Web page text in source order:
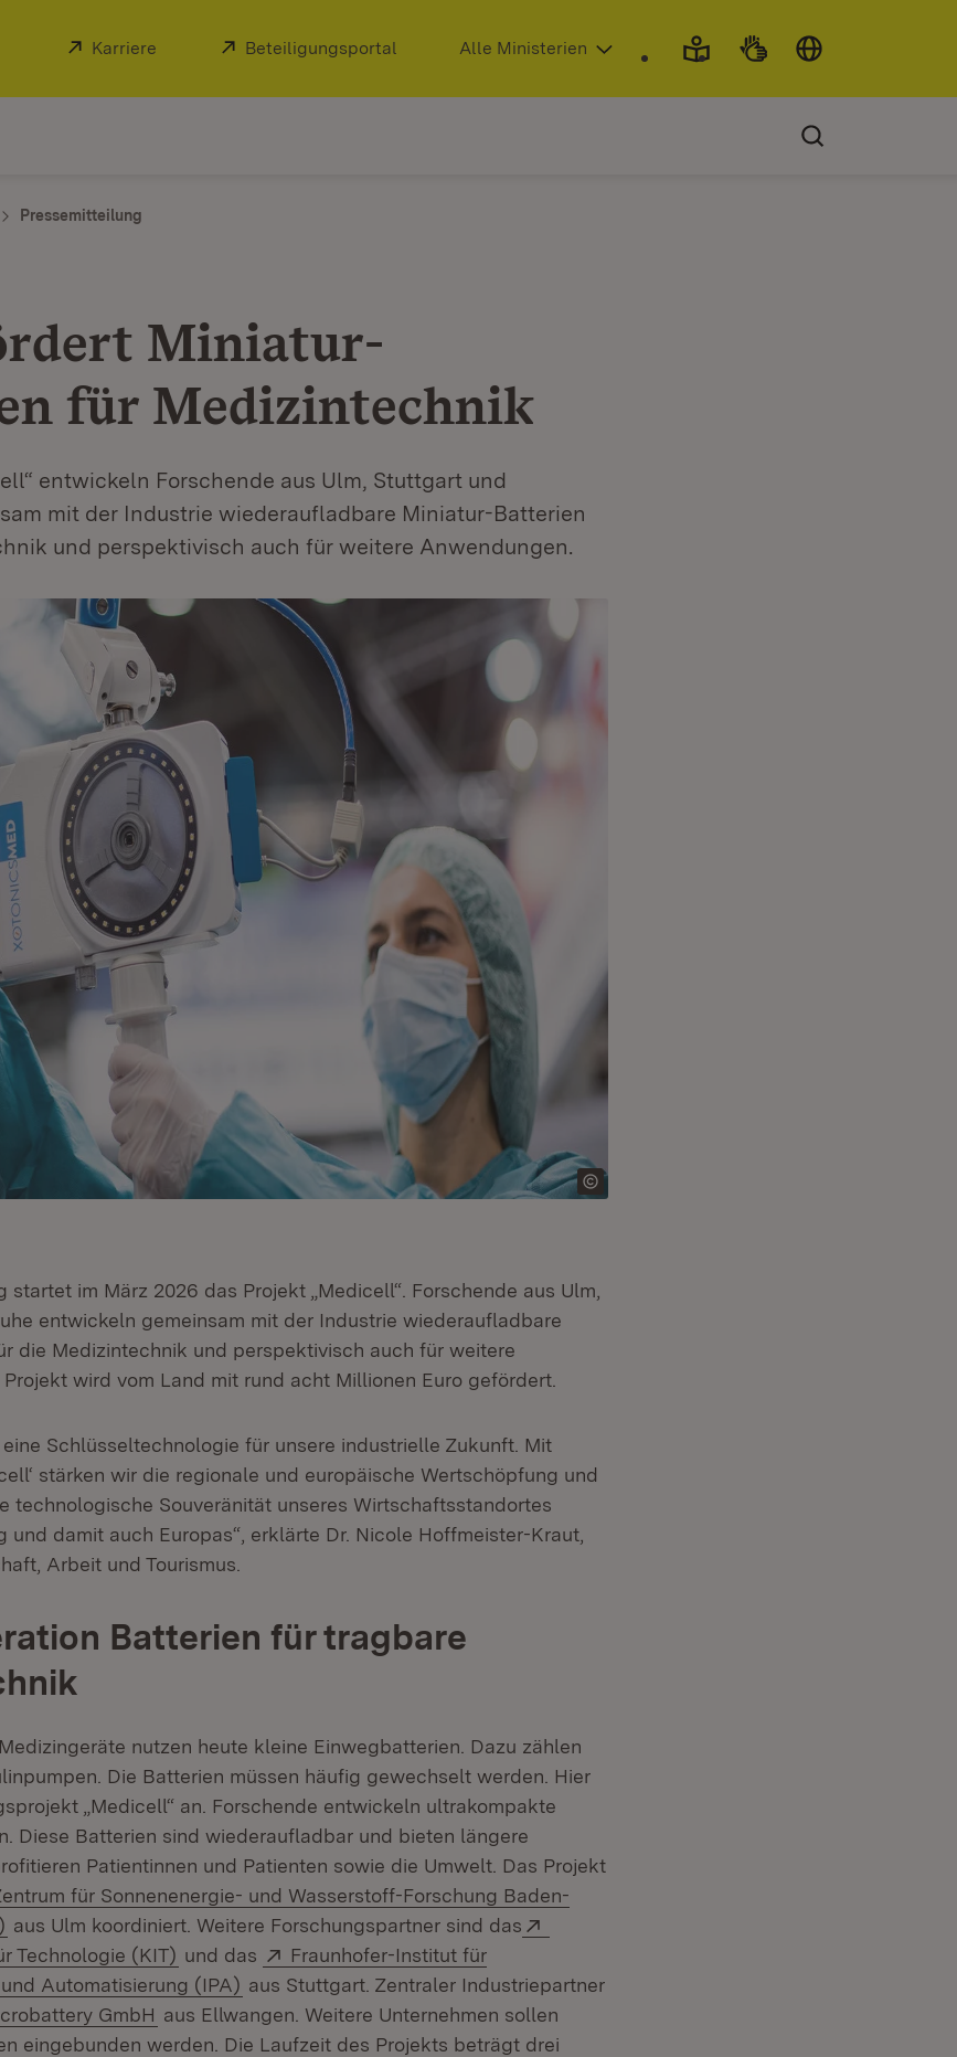
Extern:
Karriere (Öffnet in neuem Fenster)
Extern:
Beteiligungsportal (Öffnet in neuem Fenster)
Alle Ministerien
Pressemitteilung
Miniatur-
für Medizintechnik
entwickeln Forschende aus Ulm, Stuttgart und
mit der Industrie wiederaufladbare Miniatur-Batterien
und perspektivisch auch für weitere Anwendungen.
im März 2026 das Projekt „Medicell“. Forschende aus Ulm,
entwickeln gemeinsam mit der Industrie wiederaufladbare
die Medizintechnik und perspektivisch auch für weitere
wird vom Land mit rund acht Millionen Euro gefördert.
eine Schlüsseltechnologie für unsere industrielle Zukunft. Mit
stärken wir die regionale und europäische Wertschöpfung und
technologische Souveränität unseres Wirtschaftsstandortes
und damit auch Europas“, erklärte Dr. Nicole Hoffmeister-Kraut,
Arbeit und Tourismus.
Batterien für tragbare
nutzen heute kleine Einwegbatterien. Dazu zählen
Die Batterien müssen häufig gewechselt werden. Hier
„Medicell“ an. Forschende entwickeln ultrakompakte
Diese Batterien sind wiederaufladbar und bieten längere
Patientinnen und Patienten sowie die Umwelt. Das Projekt
für Sonnenenergie- und Wasserstoff-Forschung Baden-
(Öffnet in neuem Fenster)
aus Ulm koordiniert. Weitere Forschungspartner sind das
Technologie (KIT) (Öffnet in neuem Fenster)
und das Extern:
Fraunhofer-Institut für
Automatisierung (IPA) (Öffnet in neuem Fenster)
aus Stuttgart. Zentraler Industriepartner
GmbH (Öffnet in neuem Fenster)
aus Ellwangen. Weitere Unternehmen sollen
eingebunden werden. Die Laufzeit des Projekts beträgt drei